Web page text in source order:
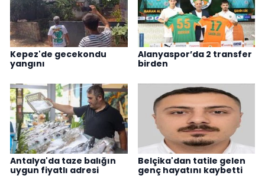
Kepez'de gecekondu
yangını
Alanyaspor’da 2 transfer
birden
Antalya'da taze balığın
uygun fiyatlı adresi
Belçika'dan tatile gelen
genç hayatını kaybetti